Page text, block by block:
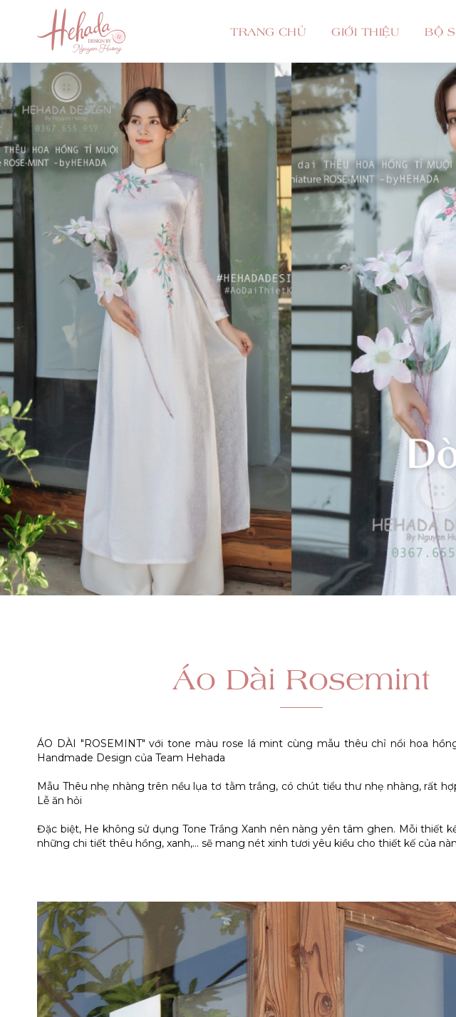
TRANG CHỦ GIỚI THIỆU BỘ
Áo Dài Rosemint
ÁO DÀI "ROSEMINT" với tone màu rose lá mint cùng mẫu thêu chỉ nổi hoa
Handmade Design của Team Hehada
Mẫu Thêu nhẹ nhàng trên nều lụa tơ tằm trắng, có chút tiểu thư nhẹ nhàng, rất
Lễ ăn hỏi
Đặc biệt, He không sử dụng Tone Trắng Xanh nên nàng yên tâm ghen. Mỗi thiết